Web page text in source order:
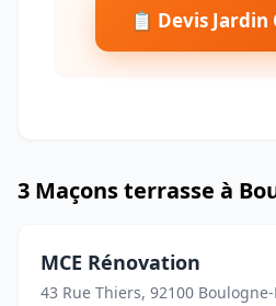
📋 Devis
3 Maçons terrasse à
MCE Rénovation
43 Rue Thiers, 92100